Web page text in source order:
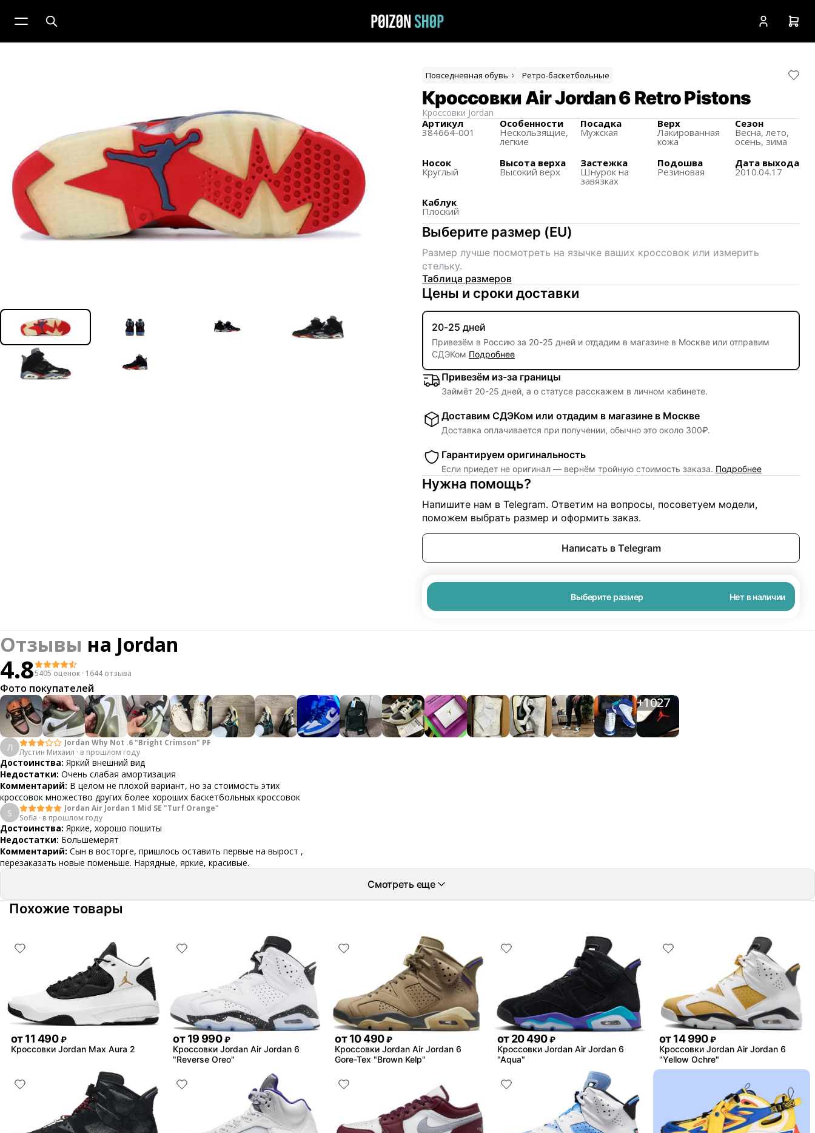
Повседневная обувь Ретро-баскетбольные
Кроссовки Air Jordan 6 Retro Pistons
Кроссовки Jordan
Артикул
384664-001
Особенности
Нескользящиe,
легкие
Посадка
Мужская
Верх
Лакированная
кожа
Сезон
Весна, лето,
осень, зима
Носок
Круглый
Высота верха
Высокий верх
Застежка
Шнурок на
завязках
Подошва
Резиновая
Дата выхода
2010.04.17
Каблук
Плоский
Выберите размер (EU)
Размер лучше посмотреть на язычке ваших кроссовок или измерить
стельку.
Таблица размеров
Цены и сроки доставки
20-25 дней
Привезём в Россию за 20-25 дней и отдадим в магазине в Москве или отправим
СДЭКом Подробнее
Привезём из-за границы
Займёт 20-25 дней, а о статусе расскажем в личном кабинете.
Доставим СДЭКом или отдадим в магазине в Москве
Доставка оплачивается при получении, обычно это около 300₽.
Гарантируем оригинальность
Если приедет не оригинал — вернём тройную стоимость заказа. Подробнее
Нужна помощь?
Напишите нам в Telegram. Ответим на вопросы, посоветуем модели,
поможем выбрать размер и оформить заказ.
Написать в Telegram
Выберите размер Нет в наличии
Отзывы на Jordan
4.85405 оценок · 1644 отзыва
Фото покупателей
+1027
Л
Jordan Why Not .6 "Bright Crimson" PF
Лустин Михаил · в прошлом году
Достоинства: Яркий внешний вид
Недостатки: Очень слабая амортизация
Комментарий: В целом не плохой вариант, но за стоимость этих
кроссовок множество других более хороших баскетбольных кроссовок
S
Jordan Air Jordan 1 Mid SE "Turf Orange"
Sofia · в прошлом году
Достоинства: Яркие, хорошо пошиты
Недостатки: Большемерят
Комментарий: Сын в восторге, пришлось оставить первые на вырост ,
перезаказать новые поменьше. Нарядные, яркие, красивые.
Смотреть еще
Похожие товары
от11 490 ₽
Кроссовки Jordan Max Aura 2
от 19 990 ₽
Кроссовки Jordan Air Jordan 6
"Reverse Oreo"
от 10 490 ₽
Кроссовки Jordan Air Jordan 6
Gore-Tex "Brown Kelp"
от 20 490 ₽
Кроссовки Jordan Air Jordan 6
"Aqua"
от 14 990 ₽
Кроссовки Jordan Air Jordan 6
"Yellow Ochre"